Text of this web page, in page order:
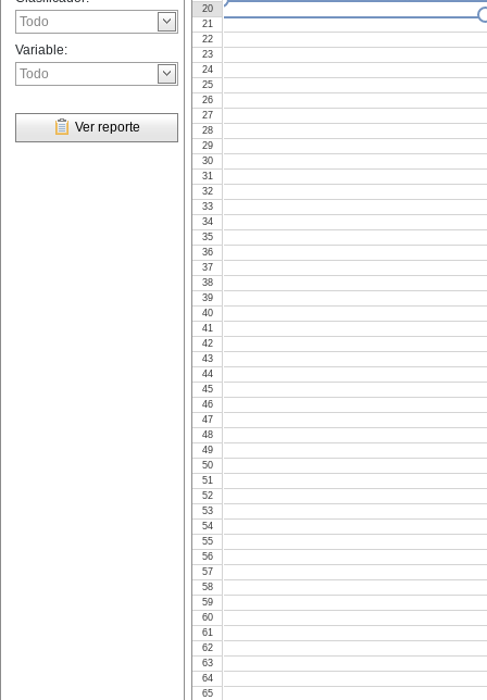
Variable:
Ver reporte
20
21
22
23
24
25
26
27
28
29
30
31
32
33
34
35
36
37
38
39
40
41
42
43
44
45
46
47
48
49
50
51
52
53
54
55
56
57
58
59
60
61
62
63
64
65